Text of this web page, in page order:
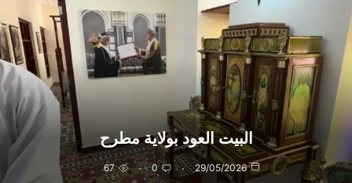
البيت العود بولاية مطرح
29/05/2026
0
67